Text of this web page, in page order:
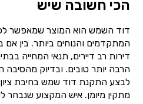
הכי חשובה שיש
דוד השמש הוא המוצר שמאפשר
המתקדמים והנוחים ביותר. בין אם
דירות רב דיירים, תנאי המחייה
הרבה יותר טובים. ובדיוק מהסיבה
לבצע התקנת דוד שמש בחיבת
מתקין מיומן. איש המקצוע שנבחר